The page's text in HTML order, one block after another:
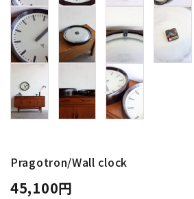
ギャラリー・シーン
納品事例
エキシビジョン・展示会
INFORMATION
Pragotron/Wall clock
45,100円